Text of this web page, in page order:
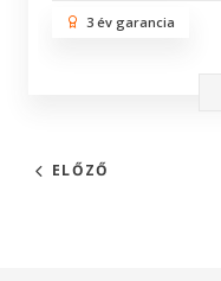
3 év garancia
ELŐZŐ